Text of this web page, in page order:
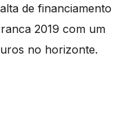
de financiamento
2019 com um
no horizonte.